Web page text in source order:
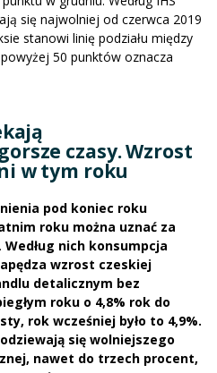
się najwolniej od czerwca 2019
stanowi linię podziału między
50 punktów oznacza
czasy. Wzrost
w tym roku
pod koniec roku
roku można uznać za
Według nich konsumpcja
wzrost czeskiej
detalicznym bez
roku o 4,8% rok do
rok wcześniej było to 4,9%.
się wolniejszego
nawet do trzech procent,